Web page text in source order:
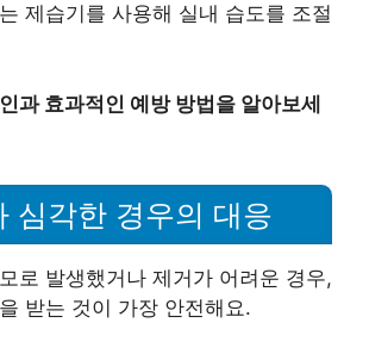
제습기를 사용해 실내 습도를 조절
과 효과적인 예방 방법을 알아보세
심각한 경우의 대응
로 발생했거나 제거가 어려운 경우,
받는 것이 가장 안전해요.